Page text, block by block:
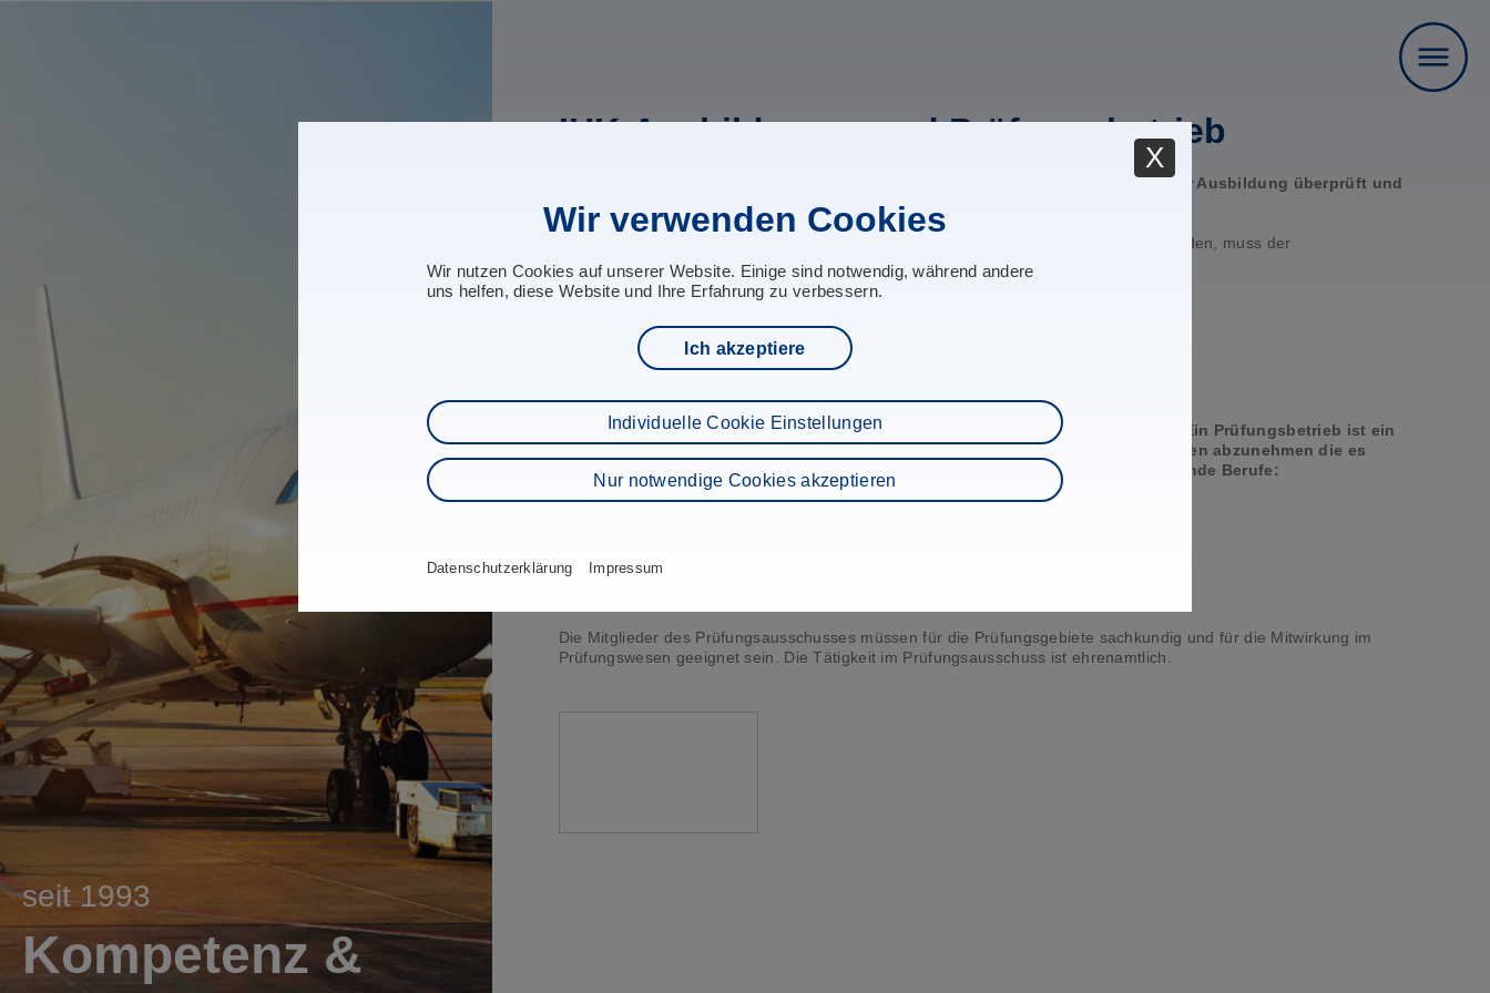
X
Wir verwenden Cookies
Wir nutzen Cookies auf unserer Website. Einige sind notwendig, während andere
uns helfen, diese Website und Ihre Erfahrung zu verbessern.
Ich akzeptiere
Individuelle Cookie Einstellungen
Nur notwendige Cookies akzeptieren
Datenschutzerklärung Impressum
seit 1993
Kompetenz &
IHK-Ausbildungs- und Prüfungsbetrieb
TRAINICO wurde durch die IHK Cottbus und Berlin hinsichtlich der Fähigkeit zur Ausbildung überprüft und
gemäß Berufsbildungsgesetz als Ausbildungsbetrieb anerkannt.
Um als Ausbildungsbetrieb von der Industrie- und Handelskammer zugelassen zu werden, muss der
Ausbildungsbetrieb folgende Kriterien erfüllen:
die Eignung der Umschulungsstätte nach Art und Einrichtung
die fachliche Eignung der Ausbilder bzw. der Dozenten
die Umschulungskonzeption nach Inhalt, Art und Dauer der Maßnahme
das Betriebspraktikum
TRAINICO ist ein von der IHK Cottbus und Berlin anerkannter Prüfungsbetrieb. Ein Prüfungsbetrieb ist ein
von der Kammer beauftragter Betrieb, der berechtigt ist, Prüfungen in den Berufen abzunehmen die es
ausbildet. TRAINICO entsendet Mitarbeiter in die Prüfungsausschüsse für folgende Berufe:
Fluggerätelektroniker
Servicekaufleute im Luftverkehr
Die Mitglieder des Prüfungsausschusses müssen für die Prüfungsgebiete sachkundig und für die Mitwirkung im
Prüfungswesen geeignet sein. Die Tätigkeit im Prüfungsausschuss ist ehrenamtlich.